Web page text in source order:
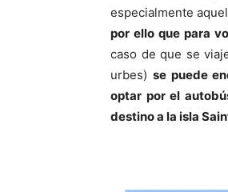
especialmente
por ello que para
caso de que se
urbes) se puede
optar por el
destino a la isla